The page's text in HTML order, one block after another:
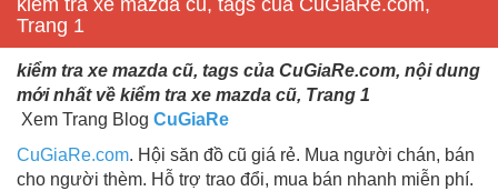
kiểm tra xe mazda cũ, tags của CuGiaRe.com,
Trang 1
kiểm tra xe mazda cũ, tags của CuGiaRe.com, nội dung
mới nhất về kiểm tra xe mazda cũ, Trang 1
Xem Trang Blog CuGiaRe
CuGiaRe.com. Hội săn đồ cũ giá rẻ. Mua người chán, bán
cho người thèm. Hỗ trợ trao đổi, mua bán nhanh miễn phí.